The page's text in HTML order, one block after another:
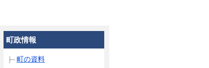
町政情報
町の資料